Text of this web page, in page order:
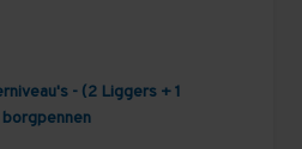
- (2 Liggers + 1